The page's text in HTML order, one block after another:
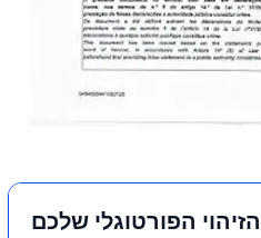
הפורטוגלי שלכם